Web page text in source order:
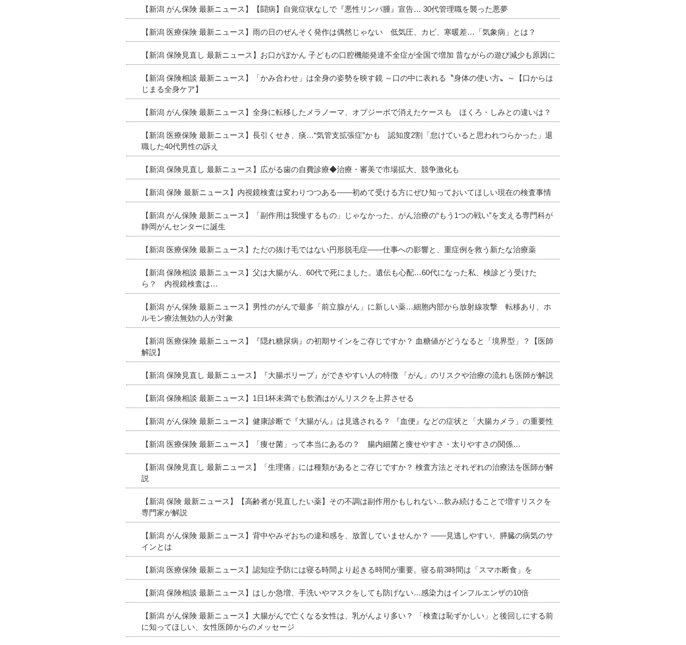
【新潟 がん保険 最新ニュース】【闘病】自覚症状なしで『悪性リンパ腫』宣告… 30代管理職を襲った悪夢
【新潟 医療保険 最新ニュース】雨の日のぜんそく発作は偶然じゃない 低気圧、カビ、寒暖差…「気象病」とは？
【新潟 保険見直し 最新ニュース】お口がぽかん 子どもの口腔機能発達不全症が全国で増加 昔ながらの遊び減少も原因に
【新潟 保険相談 最新ニュース】「かみ合わせ」は全身の姿勢を映す鏡 ～口の中に表れる〝身体の使い方〟～【口からは
じまる全身ケア】
【新潟 がん保険 最新ニュース】全身に転移したメラノーマ、オプジーボで消えたケースも ほくろ・しみとの違いは？
【新潟 医療保険 最新ニュース】長引くせき、痰…“気管支拡張症”かも 認知度2割「怠けていると思われつらかった」退
職した40代男性の訴え
【新潟 保険見直し 最新ニュース】広がる歯の自費診療◆治療・審美で市場拡大、競争激化も
【新潟 保険 最新ニュース】内視鏡検査は変わりつつある――初めて受ける方にぜひ知っておいてほしい現在の検査事情
【新潟 がん保険 最新ニュース】「副作用は我慢するもの」じゃなかった。がん治療の“もう1つの戦い”を支える専門科が
静岡がんセンターに誕生
【新潟 医療保険 最新ニュース】ただの抜け毛ではない円形脱毛症――仕事への影響と、重症例を救う新たな治療薬
【新潟 保険相談 最新ニュース】父は大腸がん、60代で死にました。遺伝も心配…60代になった私、検診どう受けた
ら？ 内視鏡検査は…
【新潟 がん保険 最新ニュース】男性のがんで最多「前立腺がん」に新しい薬…細胞内部から放射線攻撃 転移あり、ホ
ルモン療法無効の人が対象
【新潟 医療保険 最新ニュース】『隠れ糖尿病』の初期サインをご存じですか？ 血糖値がどうなると「境界型」？【医師
解説】
【新潟 保険見直し 最新ニュース】『大腸ポリープ』ができやすい人の特徴 「がん」のリスクや治療の流れも医師が解説
【新潟 保険相談 最新ニュース】1日1杯未満でも飲酒はがんリスクを上昇させる
【新潟 がん保険 最新ニュース】健康診断で『大腸がん』は見逃される？ 『血便』などの症状と「大腸カメラ」の重要性
【新潟 医療保険 最新ニュース】「痩せ菌」って本当にあるの？ 腸内細菌と痩せやすさ・太りやすさの関係…
【新潟 保険見直し 最新ニュース】「生理痛」には種類があるとご存じですか？ 検査方法とそれぞれの治療法を医師が解
説
【新潟 保険 最新ニュース】【高齢者が見直したい薬】その不調は副作用かもしれない…飲み続けることで増すリスクを
専門家が解説
【新潟 がん保険 最新ニュース】背中やみぞおちの違和感を、放置していませんか？ ――見逃しやすい、膵臓の病気のサ
インとは
【新潟 医療保険 最新ニュース】認知症予防には寝る時間より起きる時間が重要。寝る前3時間は「スマホ断食」を
【新潟 保険相談 最新ニュース】はしか急増、手洗いやマスクをしても防げない…感染力はインフルエンザの10倍
【新潟 がん保険 最新ニュース】大腸がんで亡くなる女性は、乳がんより多い？ 「検査は恥ずかしい」と後回しにする前
に知ってほしい、女性医師からのメッセージ